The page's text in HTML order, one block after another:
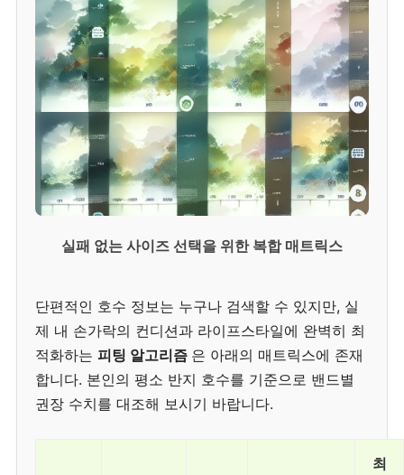
실패 없는 사이즈 선택을 위한 복합 매트릭스
단편적인 호수 정보는 누구나 검색할 수 있지만, 실
제 내 손가락의 컨디션과 라이프스타일에 완벽히 최
적화하는 피팅 알고리즘 은 아래의 매트릭스에 존재
합니다. 본인의 평소 반지 호수를 기준으로 밴드별
권장 수치를 대조해 보시기 바랍니다.
최